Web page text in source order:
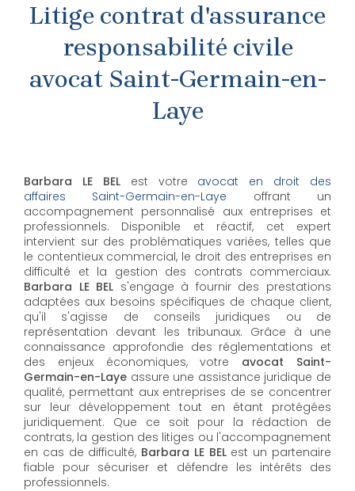
Litige contrat d'assurance
responsabilité civile
avocat Saint-Germain-en-
Laye
Barbara LE BELest votre avocat en droit des
affaires Saint-Germain-en-Laye offrant un
accompagnement personnalisé aux entreprises et
professionnels. Disponible et réactif, cet expert
intervient sur des problématiques variées, telles que
le contentieux commercial, le droit des entreprises en
difficulté et la gestion des contrats commerciaux.
Barbara LE BEL s'engage à fournir des prestations
adaptées aux besoins spécifiques de chaque client,
qu'il s'agisse de conseils juridiques ou de
représentation devant les tribunaux. Grâce à une
connaissance approfondie des réglementations et
des enjeux économiques, votre avocat Saint-
Germain-en-Laye assure une assistance juridique de
qualité, permettant aux entreprises de se concentrer
sur leur développement tout en étant protégées
juridiquement. Que ce soit pour la rédaction de
contrats, la gestion des litiges ou l'accompagnement
en cas de difficulté, Barbara LE BEL​​​​​​​ est un partenaire
fiable pour sécuriser et défendre les intérêts des
professionnels.